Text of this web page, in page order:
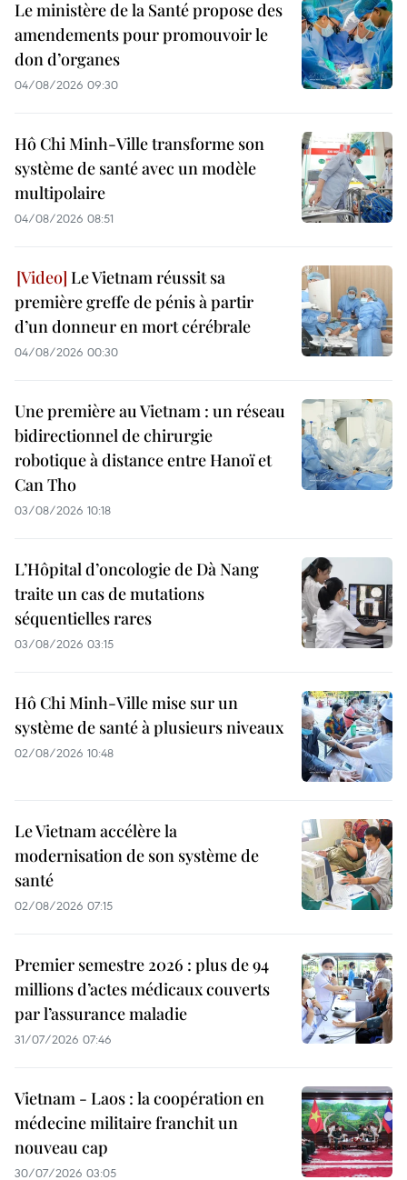
Le ministère de la Santé propose des
amendements pour promouvoir le
don d’organes
04/08/2026 09:30
Hô Chi Minh-Ville transforme son
système de santé avec un modèle
multipolaire
04/08/2026 08:51
Le Vietnam réussit sa
première greffe de pénis à partir
d’un donneur en mort cérébrale
04/08/2026 00:30
Une première au Vietnam : un réseau
bidirectionnel de chirurgie
robotique à distance entre Hanoï et
Can Tho
03/08/2026 10:18
L’Hôpital d’oncologie de Dà Nang
traite un cas de mutations
séquentielles rares
03/08/2026 03:15
Hô Chi Minh-Ville mise sur un
système de santé à plusieurs niveaux
02/08/2026 10:48
Le Vietnam accélère la
modernisation de son système de
santé
02/08/2026 07:15
Premier semestre 2026 : plus de 94
millions d’actes médicaux couverts
par l’assurance maladie
31/07/2026 07:46
Vietnam - Laos : la coopération en
médecine militaire franchit un
nouveau cap
30/07/2026 03:05